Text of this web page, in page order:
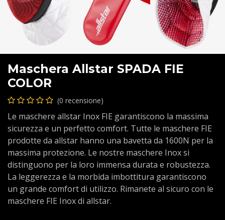
Maschera Allstar SPADA FIE
COLOR
(0 recensione)
Le maschere allstar Inox FIE garantiscono la massima
sicurezza e un perfetto comfort. Tutte le maschere FIE
prodotte da allstar hanno una bavetta da 1600N per la
massima protezione. Le nostre maschere Inox si
distinguono per la loro immensa durata e robustezza.
La leggerezza e la morbida imbottitura garantiscono
un grande comfort di utilizzo. Rimanete al sicuro con le
maschere FIE Inox di allstar.